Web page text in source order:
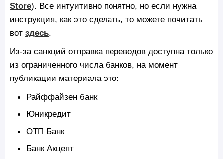
Store). Все интуитивно понятно, но если нужна
инструкция, как это сделать, то можете почитать
вот здесь.
Из-за санкций отправка переводов доступна только
из ограниченного числа банков, на момент
публикации материала это:
Райффайзен банк
Юникредит
ОТП Банк
Банк Акцепт